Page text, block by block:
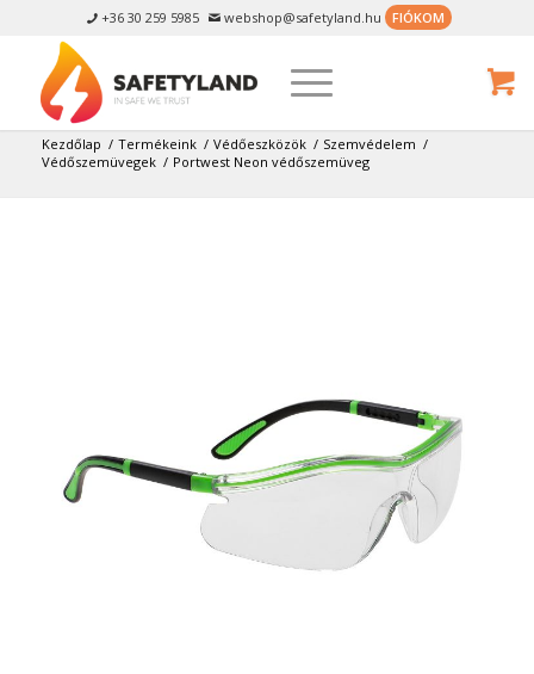
 +36 30 259 5985  webshop@safetyland.hu FIÓKOM
Kezdőlap / Termékeink / Védőeszközök / Szemvédelem /
Védőszemüvegek / Portwest Neon védőszemüveg